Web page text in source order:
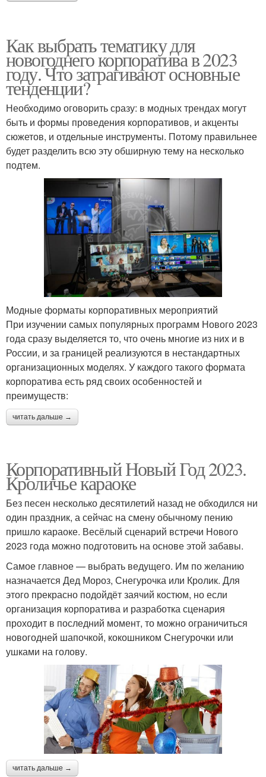
Как выбрать тематику для
новогоднего корпоратива в 2023
году. Что затрагивают основные
тенденции?
Необходимо оговорить сразу: в модных трендах могут
быть и формы проведения корпоративов, и акценты
сюжетов, и отдельные инструменты. Потому правильнее
будет разделить всю эту обширную тему на несколько
подтем.
Модные форматы корпоративных мероприятий
При изучении самых популярных программ Нового 2023
года сразу выделяется то, что очень многие из них и в
России, и за границей реализуются в нестандартных
организационных моделях. У каждого такого формата
корпоратива есть ряд своих особенностей и
преимуществ:
читать дальше →
Корпоративный Новый Год 2023.
Кроличье караоке
Без песен несколько десятилетий назад не обходился ни
один праздник, а сейчас на смену обычному пению
пришло караоке. Весёлый сценарий встречи Нового
2023 года можно подготовить на основе этой забавы.
Самое главное — выбрать ведущего. Им по желанию
назначается Дед Мороз, Снегурочка или Кролик. Для
этого прекрасно подойдёт заячий костюм, но если
организация корпоратива и разработка сценария
проходит в последний момент, то можно ограничиться
новогодней шапочкой, кокошником Снегурочки или
ушками на голову.
читать дальше →